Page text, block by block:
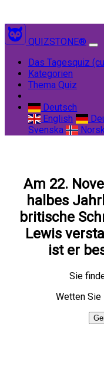
QUIZSTONE®
Das Tagesquiz
Kategorien
Thema Quiz
Deutsch
English
Svenska
Am 22.
halbes
britische
Lewis
ist er
Sie
Wetten Sie